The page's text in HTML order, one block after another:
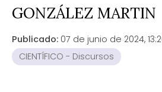
GONZÁLEZ MARTIN
Publicado: 07 de junio de 2024,
CIENTÍFICO - Discursos